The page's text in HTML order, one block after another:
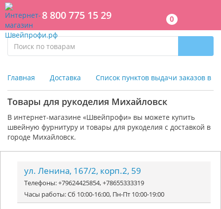
8 800 775 15 29 0
Главная Доставка Список пунктов выдачи заказов в
Товары для рукоделия Михайловск
В интернет-магазине «Швейпрофи» вы можете купить
швейную фурнитуру и товары для рукоделия с доставкой в
городе Михайловск.
ул. Ленина, 167/2, корп.2, 59
Телефоны: +79624425854, +78655333319
Часы работы: Сб 10:00-16:00, Пн-Пт 10:00-19:00